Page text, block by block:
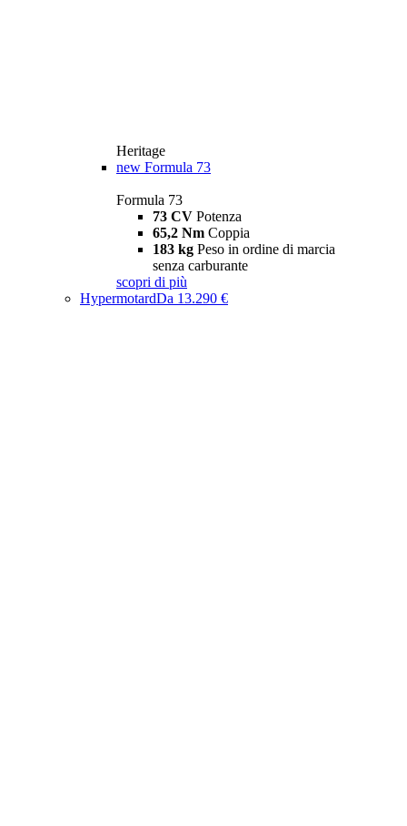
Heritage
new Formula 73
Formula 73
73 CV Potenza
65,2 Nm Coppia
183 kg Peso in ordine di marcia
senza carburante
scopri di più
HypermotardDa 13.290 €